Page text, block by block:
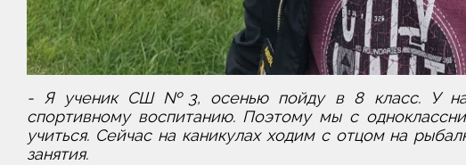
- Я ученик СШ №3, осенью пойду в 8 класс. У
спортивному воспитанию. Поэтому мы с
учиться. Сейчас на каникулах ходим с отцом на
занятия.